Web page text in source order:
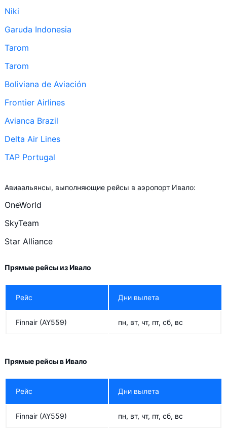
Niki
Garuda Indonesia
Tarom
Tarom
Boliviana de Aviación
Frontier Airlines
Avianca Brazil
Delta Air Lines
TAP Portugal
El Al Israel Airlines
EgyptAir
Air Tahiti Nui
Transavia
SATA
Hainan Airlines
Pegasus Airlines
Air Moldova
Cathay Pacific
Узбекские авиалинии (Uzbekistan Airways)
Авиаальянсы, выполняющие рейсы в аэропорт Ивало:
OneWorld
SkyTeam
Star Alliance
Прямые рейсы из Ивало
Рейс Дни вылета
Finnair (AY559) пн, вт, чт, пт, сб, вс
Прямые рейсы в Ивало
Рейс Дни вылета
Finnair (AY559) пн, вт, чт, пт, сб, вс